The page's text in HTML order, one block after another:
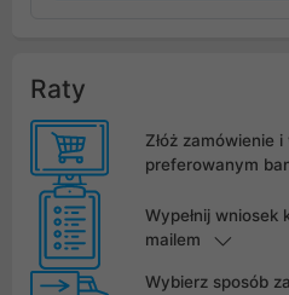
Raty
Złóż zamówienie
preferowanym
Wypełnij
mailem
Wybierz sposób